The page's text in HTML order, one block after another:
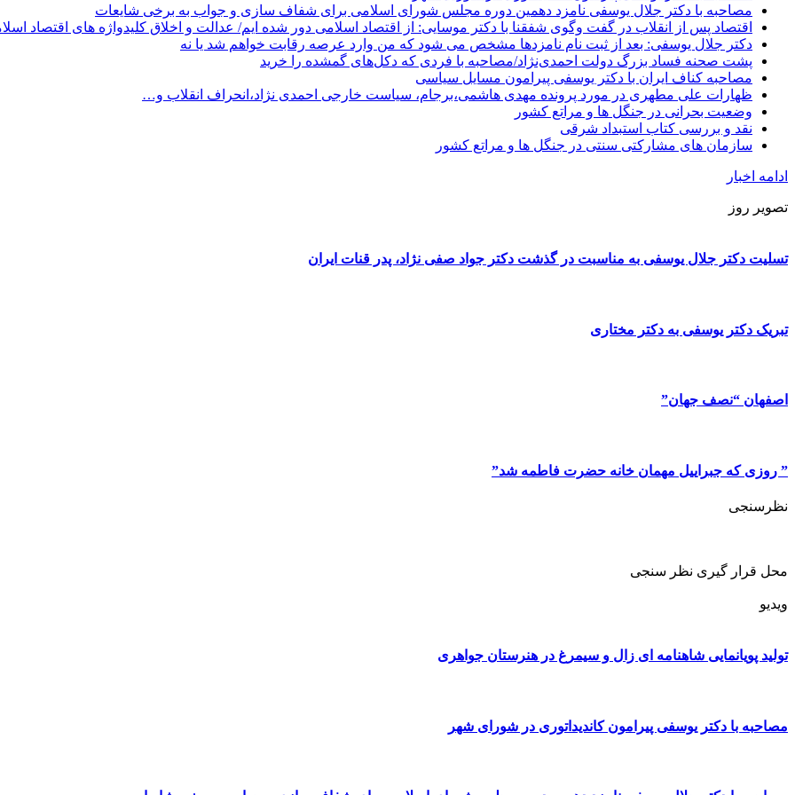
مصاحبه با دکتر جلال یوسفی نامزد دهمین دوره مجلس شورای اسلامی برای شفاف سازی و جواب به برخی شایعات
اقتصاد پس از انقلاب در گفت وگوی شفقنا با دکتر موسایی: از اقتصاد اسلامی دور شده ایم/ عدالت و اخلاق کلیدواژه های اقتصاد
دکتر جلال یوسفی: بعد از ثبت نام نامزدها مشخص می شود که من وارد عرصه رقابت خواهم شد یا نه
پشت صحنه فساد بزرگ دولت احمدی‌نژاد/مصاحبه با فردی که دکل‌های گمشده را خرید
مصاحبه کناف ایران با دکتر یوسفی پیرامون مسایل سیاسی
ظهارات علی مطهری در مورد پرونده مهدی هاشمی،برجام، سیاست خارجی احمدی نژاد،انحراف انقلاب و…
وضعیت بحرانی در جنگل ها و مراتع کشور
نقد و بررسی کتاب استبداد شرقی
سازمان های مشارکتی سنتی در جنگل ها و مراتع کشور
ادامه اخبار
تصویر روز
تسلیت دکتر جلال یوسفی به مناسبت در گذشت دکتر جواد صفی نژاد، پدر قنات ایران
تبریک دکتر یوسفی به دکتر مختاری
اصفهان “نصف جهان”
” روزی که جبراییل مهمان خانه حضرت فاطمه شد”
نظرسنجی
محل قرار گیری نظر سنجی
ویدیو
تولید پویانمایی شاهنامه ای زال و سیمرغ در هنرستان جواهری
مصاحبه با دکتر یوسفی پیرامون کاندیداتوری در شورای شهر